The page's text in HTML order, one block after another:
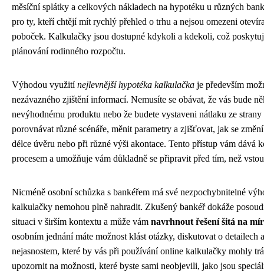
měsíční splátky a celkových nákladech na hypotéku u různých
pro ty, kteří chtějí mít rychlý přehled o trhu a nejsou omezeni
poboček. Kalkulačky jsou dostupné kdykoli a kdekoli, což
plánování rodinného rozpočtu.
Výhodou využitínejlevnější hypotéka kalkulačka je především
nezávazného zjištění informací. Nemusíte se obávat, že vás bude
nevýhodnému produktu nebo že budete vystaveni nátlaku ze
porovnávat různé scénáře, měnit parametry a zjišťovat, jak se
délce úvěru nebo při různé výši akontace. Tento přístup vám dává
procesem a umožňuje vám důkladně se připravit před tím, než
Nicméně osobní schůzka s bankéřem má své nezpochybnitelné
kalkulačky nemohou plně nahradit. Zkušený bankéř dokáže
situaci v širším kontextu a může vám navrhnout řešení šitá na
osobním jednání máte možnost klást otázky, diskutovat o detailech
nejasnostem, které by vás při používání online kalkulačky mohly
upozornit na možnosti, které byste sami neobjevili, jako jsou